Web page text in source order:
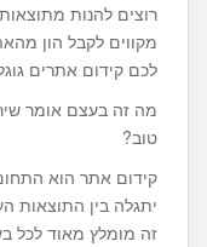
רוצים להנות
מקווים לקבל הון
לכם קידום אתרים
מה זה בעצם אומר
טוב?
קידום אתר הוא
יתגלה בין התוצאות
זה מומלץ מאוד לכל